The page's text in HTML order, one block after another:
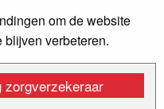
om de website
verbeteren.
zorgverzekeraar